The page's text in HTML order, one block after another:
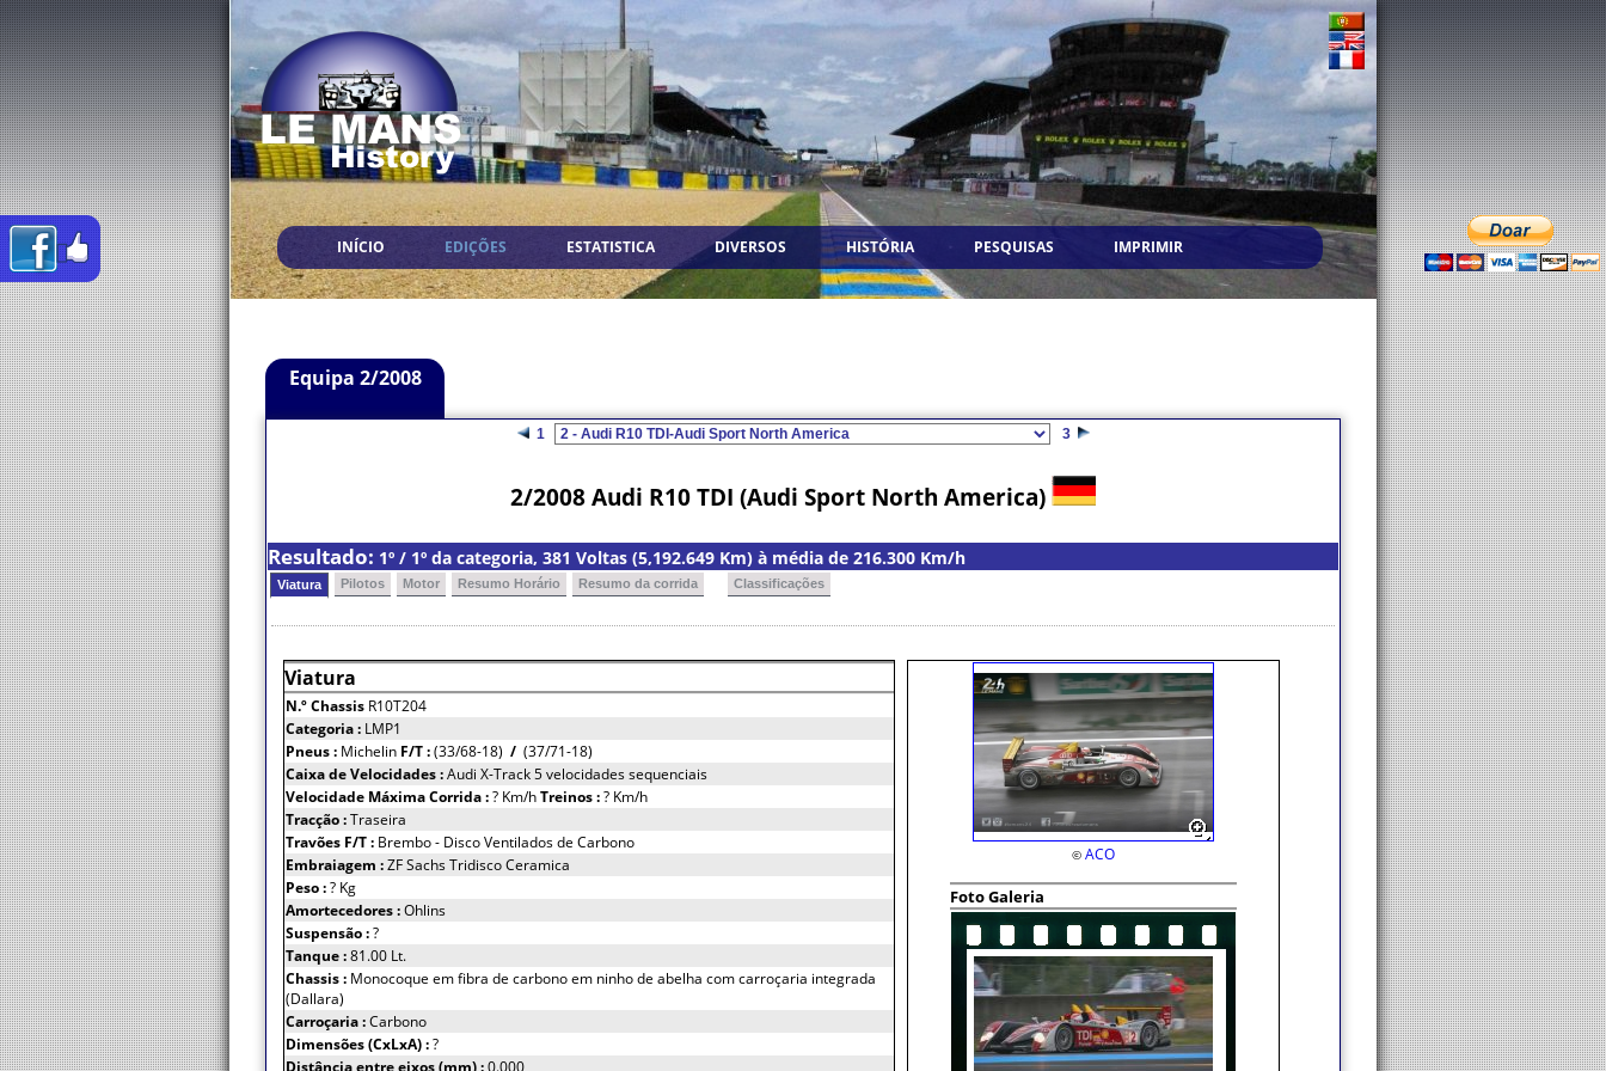
INÍCIO EDIÇÕES ESTATISTICA DIVERSOS HISTÓRIA PESQUISAS IMPRIMIR
Equipa 2/2008
1 3
2/2008 Audi R10 TDI (Audi Sport North America)
Resultado: 1º / 1º da categoria, 381 Voltas (5,192.649 Km) à média de 216.300 Km/h
Viatura Pilotos Motor Resumo Horário Resumo da corrida Classificações
Viatura
N.º Chassis R10T204
Categoria : LMP1
Pneus : Michelin F/T :(33/68-18) / (37/71-18)
Caixa de Velocidades :Audi X-Track 5 velocidades sequenciais
Velocidade Máxima Corrida :? Km/hTreinos :? Km/h
Tracção :Traseira
Travões F/T : Brembo - Disco Ventilados de Carbono
Embraiagem :ZF Sachs Tridisco Ceramica
Peso :? Kg
Amortecedores :Ohlins
Suspensão :?
Tanque :81.00 Lt.
Chassis : Monocoque em fibra de carbono em ninho de abelha com carroçaria integrada
(Dallara)
Carroçaria :Carbono
Dimensões (CxLxA) :?
Distância entre eixos (mm) :0.000
© ACO
Foto Galeria